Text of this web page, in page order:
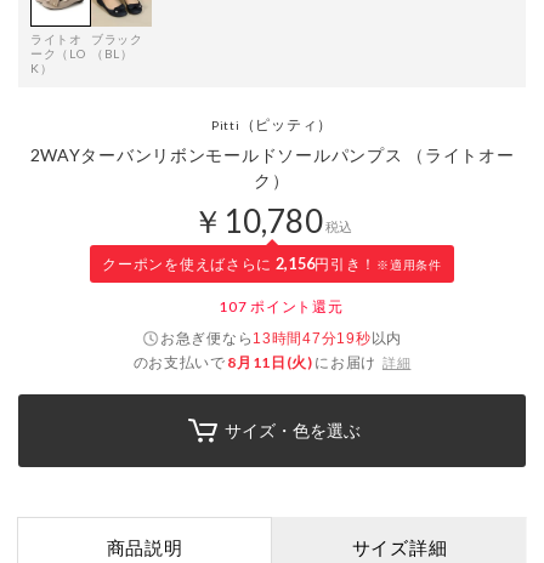
ライトオ
ーク（LO
K）
ブラック
（BL）
Pitti （ピッティ）
2WAYターバンリボンモールドソールパンプス （ライトオー
ク）
￥10,780税込
クーポンを使えばさらに 2,156円引き！ ※適用条件
107 ポイント還元
お急ぎ便なら 13時間47分19秒以内
のお支払いで 8月11日(火) にお届け 詳細
サイズ・色を選ぶ
商品説明 サイズ詳細